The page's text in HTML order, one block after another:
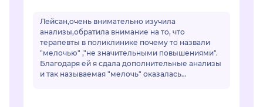
Лейсан,очень внимательно изучила
анализы,обратила внимание на то, что
терапевты в поликлинике почему то назвали
"мелочью" ,"не значительными повышениями".
Благодаря ей я сдала дополнительные анализы
и так называемая "мелочь" оказалась